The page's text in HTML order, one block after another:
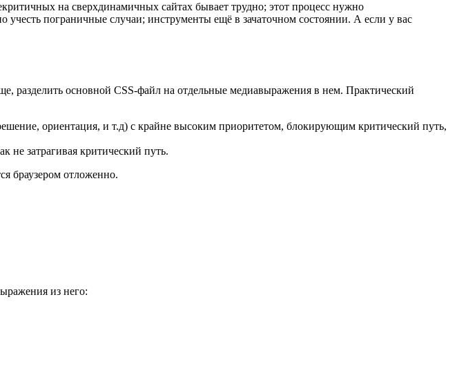
на сверхдинамичных сайтах бывает трудно; этот процесс нужно
учесть пограничные случаи; инструменты ещё в зачаточном состоянии. А если у вас
разделить основной CSS-файл на отдельные медиавыражения в нем. Практический
ориентация, и т.д) с крайне высоким приоритетом, блокирующим критический путь,
не затрагивая критический путь.
браузером отложенно.
из него: